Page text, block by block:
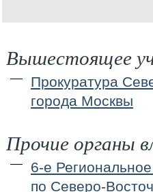
Вышестоящее
Прокуратура
города Москвы
Прочие органы
6-е
по Северо-